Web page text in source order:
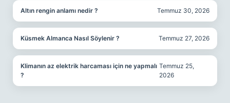
Altın rengin anlamı nedir ? Temmuz 30, 2026
Küsmek Almanca Nasıl Söylenir ? Temmuz 27, 2026
Klimanın az elektrik harcaması için ne yapmalı
?
Temmuz 25,
2026